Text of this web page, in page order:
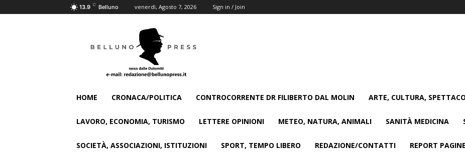
13.9 C Belluno venerdì, Agosto 7, 2026 Sign in / Join
HOME CRONACA/POLITICA CONTROCORRENTE DR FILIBERTO DAL MOLIN ARTE, CULTURA,
LAVORO, ECONOMIA, TURISMO LETTERE OPINIONI METEO, NATURA, ANIMALI SANITÀ MEDICINA
SOCIETÀ, ASSOCIAZIONI, ISTITUZIONI SPORT, TEMPO LIBERO REDAZIONE/CONTATTI REPORT